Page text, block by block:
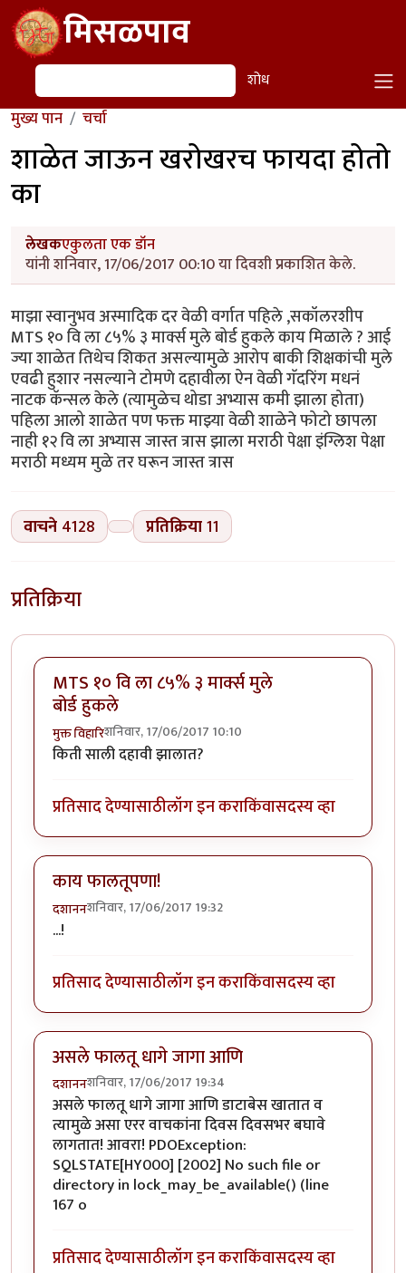
Skip to main contentमिसळपाव
शोध शोध
मुख्य पान चर्चा
शाळेत जाऊन खरोखरच फायदा होतो
का
लेखकएकुलता एक डॉन
यांनी शनिवार, 17/06/2017 00:10 या दिवशी प्रकाशित केले.
माझा स्वानुभव अस्मादिक दर वेळी वर्गात पहिले ,सकॉलरशीप
MTS १० वि ला ८५% ३ मार्क्स मुले बोर्ड हुकले काय मिळाले ? आई
ज्या शाळेत तिथेच शिकत असल्यामुळे आरोप बाकी शिक्षकांची मुले
एवढी हुशार नसल्याने टोमणे दहावीला ऐन वेळी गॅदरिंग मधनं
नाटक कॅन्सल केले (त्यामुळेच थोडा अभ्यास कमी झाला होता)
पहिला आलो शाळेत पण फक्त माझ्या वेळी शाळेने फोटो छापला
नाही १२ वि ला अभ्यास जास्त त्रास झाला मराठी पेक्षा इंग्लिश पेक्षा
मराठी मध्यम मुळे तर घरून जास्त त्रास
वाचने 4128 प्रतिक्रिया11
प्रतिक्रिया
MTS १० वि ला ८५% ३ मार्क्स मुले
बोर्ड हुकले
मुक्त विहारिशनिवार, 17/06/2017 10:10
किती साली दहावी झालात?
प्रतिसाद देण्यासाठीलॉग इन कराकिंवासदस्य व्हा
काय फालतूपणा!
दशाननशनिवार, 17/06/2017 19:32
...!
प्रतिसाद देण्यासाठीलॉग इन कराकिंवासदस्य व्हा
असले फालतू धागे जागा आणि
दशाननशनिवार, 17/06/2017 19:34
असले फालतू धागे जागा आणि डाटाबेस खातात व
त्यामुळे असा एरर वाचकांना दिवस दिवसभर बघावे
लागतात! आवरा! PDOException:
SQLSTATE[HY000] [2002] No such file or
directory in lock_may_be_available() (line
167 o
प्रतिसाद देण्यासाठीलॉग इन कराकिंवासदस्य व्हा